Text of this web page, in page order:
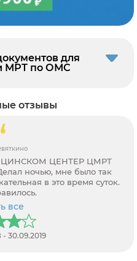
для
МРТ по ОМС
отзывы
ЦЕНТЕР ЦМРТ
ночью, мне было так
в это время суток.
все
30.09.2019